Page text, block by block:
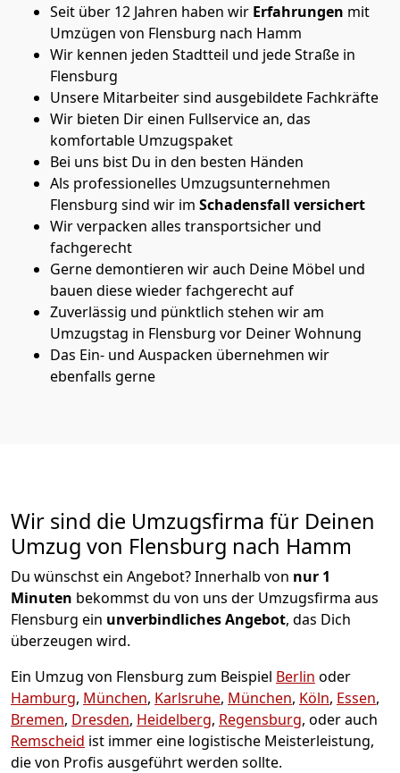
Seit über 12 Jahren haben wir Erfahrungen mit
Umzügen von Flensburg nach Hamm
Wir kennen jeden Stadtteil und jede Straße in
Flensburg
Unsere Mitarbeiter sind ausgebildete Fachkräfte
Wir bieten Dir einen Fullservice an, das
komfortable Umzugspaket
Bei uns bist Du in den besten Händen
Als professionelles Umzugsunternehmen
Flensburg sind wir im Schadensfall versichert
Wir verpacken alles transportsicher und
fachgerecht
Gerne demontieren wir auch Deine Möbel und
bauen diese wieder fachgerecht auf
Zuverlässig und pünktlich stehen wir am
Umzugstag in Flensburg vor Deiner Wohnung
Das Ein- und Auspacken übernehmen wir
ebenfalls gerne
Wir sind die Umzugsfirma für Deinen
Umzug von Flensburg nach Hamm
Du wünschst ein Angebot? Innerhalb von nur 1
Minuten bekommst du von uns der Umzugsfirma aus
Flensburg ein unverbindliches Angebot, das Dich
überzeugen wird.
Ein Umzug von Flensburg zum Beispiel Berlin oder
Hamburg, München, Karlsruhe, München, Köln, Essen,
Bremen, Dresden, Heidelberg, Regensburg, oder auch
Remscheid ist immer eine logistische Meisterleistung,
die von Profis ausgeführt werden sollte.